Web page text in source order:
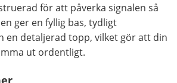
för att påverka signalen så
ger en fyllig bas, tydligt
en detaljerad topp, vilket gör att din
ut ordentligt.